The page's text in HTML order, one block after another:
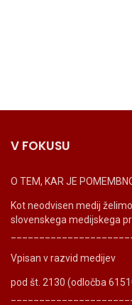
V FOKUSU
O TEM, KAR JE
Kot neodvisen medij
slovenskega medijskega
Vpisan v razvid medijev
pod št. 2130 (odločba